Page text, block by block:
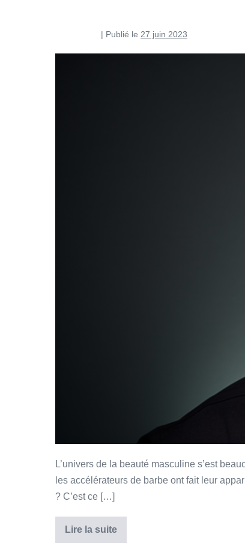
| Publié le 27 juin 2023
L’univers de la beauté masculine s’est
les accélérateurs de barbe ont fait leur
? C’est ce […]
Lire la suite